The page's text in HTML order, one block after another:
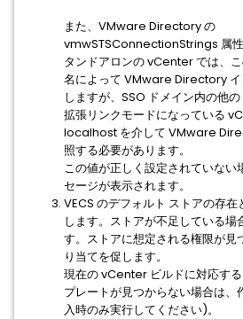
また、VMware Directory の
vmwSTSConnectionStrings 属
タンドアロンの vCenter では、
名によって VMware Directory イ
しますが、SSO ドメイン内の他
拡張リンクモードになっている
localhost を介して VMware
照する必要があります。
この値が正しく設定されていない
セージが表示されます。
VECS のデフォルト ストアの存
します。ストアが不足している場
す。ストアに想定される権限が見
り当てを促します。
現在の vCenter ビルドに対応す
プレートが見つからない場合は
入時のみ実行してください)。